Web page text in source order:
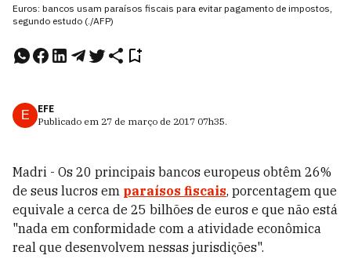
Euros: bancos usam paraísos fiscais para evitar pagamento de impostos,
segundo estudo (./AFP)
E
EFE
Publicado em 27 de março de 2017 07h35.
Madri - Os 20 principais bancos europeus obtêm 26%
de seus lucros em paraísos fiscais, porcentagem que
equivale a cerca de 25 bilhões de euros e que não está
"nada em conformidade com a atividade econômica
real que desenvolvem nessas jurisdições".